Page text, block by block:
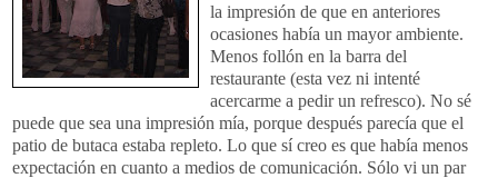
la impresión de que en anteriores
ocasiones había un mayor ambiente.
Menos follón en la barra del
restaurante (esta vez ni intenté
acercarme a pedir un refresco). No sé
puede que sea una impresión mía, porque después parecía que el
patio de butaca estaba repleto. Lo que sí creo es que había menos
expectación en cuanto a medios de comunicación. Sólo vi un par